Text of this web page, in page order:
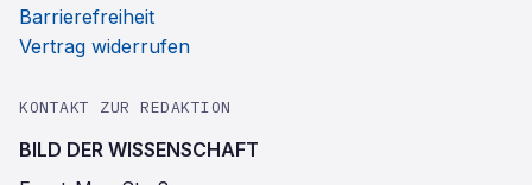
Barrierefreiheit
Vertrag widerrufen
KONTAKT ZUR REDAKTION
BILD DER WISSENSCHAFT